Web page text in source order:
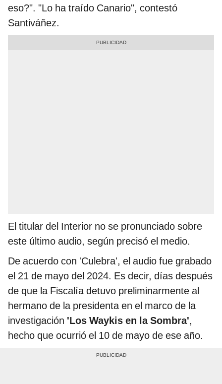
eso?". "Lo ha traído Canario", contestó
Santiváñez.
El titular del Interior no se pronunciado sobre
este último audio, según precisó el medio.
De acuerdo con 'Culebra', el audio fue grabado
el 21 de mayo del 2024. Es decir, días después
de que la Fiscalía detuvo preliminarmente al
hermano de la presidenta en el marco de la
investigación 'Los Waykis en la Sombra',
hecho que ocurrió el 10 de mayo de ese año.